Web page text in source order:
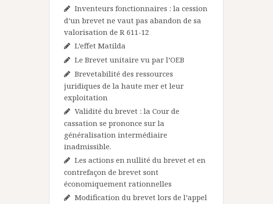
Inventeurs fonctionnaires : la cession
d’un brevet ne vaut pas abandon de sa
valorisation de R 611-12
L’effet Matilda
Le Brevet unitaire vu par l’OEB
Brevetabilité des ressources
juridiques de la haute mer et leur
exploitation
Validité du brevet : la Cour de
cassation se prononce sur la
généralisation intermédiaire
inadmissible.
Les actions en nullité du brevet et en
contrefaçon de brevet sont
économiquement rationnelles
Modification du brevet lors de l’appel